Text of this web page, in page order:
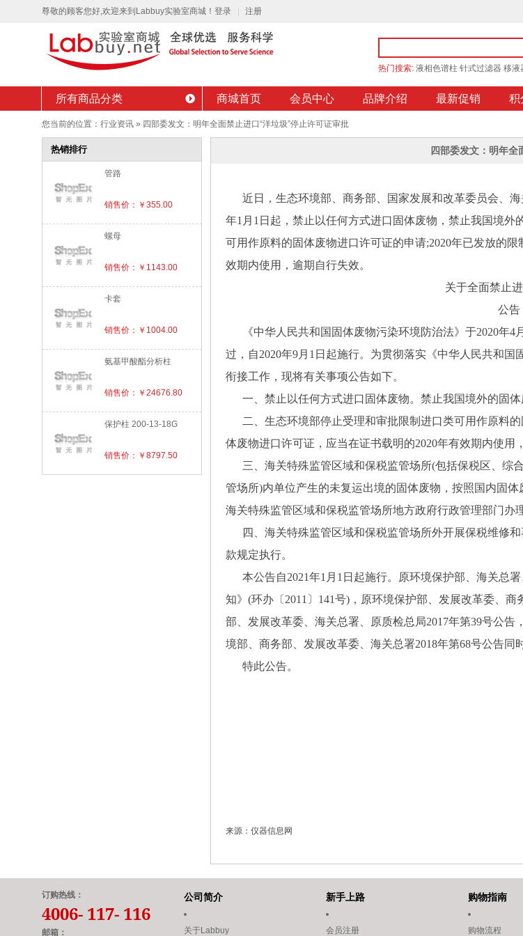
尊敬的顾客您好,欢迎来到Labbuy实验室商城！ 登录 注册
热门搜索: 液相色谱柱 针式过滤器 移液
所有商品分类 商城首页 会员中心 品牌介绍 最新促销 积
您当前的位置： 行业资讯 » 四部委发文：明年全面禁止进口“洋垃圾”停止许可证审批
热销排行
管路
销售价：￥355.00
螺母
销售价：￥1143.00
卡套
销售价：￥1004.00
氨基甲酸酯分析柱
销售价：￥24676.80
保护柱 200-13-18G
销售价：￥8797.50
四部委发文：明年全
近日，生态环境部、商务部、国家发展和改革委员会、
年1月1日起，禁止以任何方式进口固体废物，禁止我国境
可用作原料的固体废物进口许可证的申请;2020年已发放的
效期内使用，逾期自行失效。
关于全面禁止
公
《中华人民共和国固体废物污染环境防治法》于2020年
过，自2020年9月1日起施行。为贯彻落实《中华人民共和
衔接工作，现将有关事项公告如下。
一、禁止以任何方式进口固体废物。禁止我国境外的
二、生态环境部停止受理和审批限制进口类可用作原料
体废物进口许可证，应当在证书载明的2020年有效期内使
三、海关特殊监管区域和保税监管场所(包括保税区、综
管场所)内单位产生的未复运出境的固体废物，按照国内固
海关特殊监管区域和保税监管场所地方政府行政管理部门
四、海关特殊监管区域和保税监管场所外开展保税维修
款规定执行。
本公告自2021年1月1日起施行。原环境保护部、海关总
知》(环办〔2011〕141号)，原环境保护部、发展改革委、
部、发展改革委、海关总署、原质检总局2017年第39号公
境部、商务部、发展改革委、海关总署2018年第68号公
特此公告。
来源：仪器信息网
订购热线：
4006- 117- 116
邮箱：
公司简介
关于Labbuy
新手上路
会员注册
购物指南
购物流程